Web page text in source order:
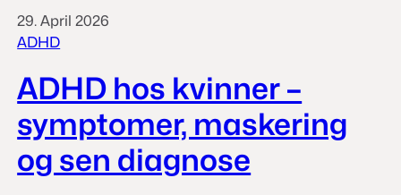
29. April 2026
ADHD
ADHD hos kvinner –
symptomer, maskering
og sen diagnose